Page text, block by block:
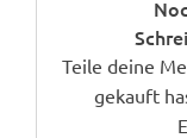
Teile deine
gekauft